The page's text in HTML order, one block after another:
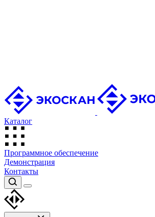
Каталог
Программное обеспечение
Демонстрация
Контакты